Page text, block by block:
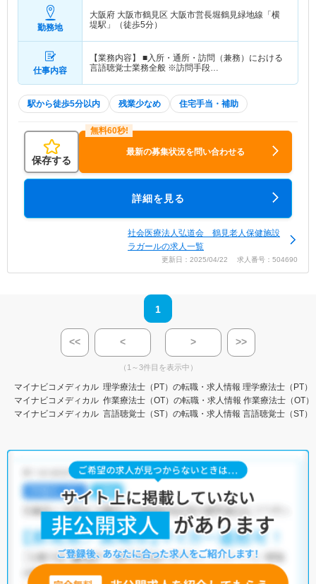
勤務地
大阪府 大阪市鶴見区 大阪市営長堀鶴見緑地線「横
堤駅」（徒歩5分）
仕事内容
【業務内容】 ■入所・通所・訪問（兼務）における
言語聴覚士業務全般 ※訪問手段…
駅から徒歩5分以内 残業少なめ 住宅手当・補助
保存する
最新の募集状況を問い合わせる
詳細を見る
社会医療法人弘道会 鶴見老人保健施設
ラガールの求人一覧
更新日：2025/04/22 求人番号：504690
1
<< < > >>
（1～3件目を表示中）
マイナビコメディカル 理学療法士（PT）の転職・求人情報 理学療法士（PT）
マイナビコメディカル 作業療法士（OT）の転職・求人情報 作業療法士（OT
マイナビコメディカル 言語聴覚士（ST）の転職・求人情報 言語聴覚士（ST）